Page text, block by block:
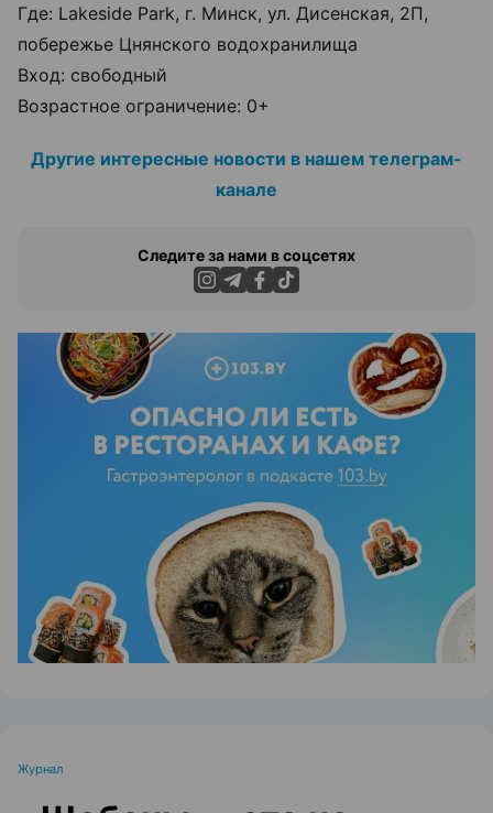
Где: Lakeside Park, г. Минск, ул. Дисенская, 2П,
побережье Цнянского водохранилища
Вход: свободный
Возрастное ограничение: 0+
Другие интересные новости в нашем телеграм-
канале
Следите за нами в соцсетях
ЭФФЕКТИВНАЯ РЕКЛАМА НА САЙТЕ
Журнал